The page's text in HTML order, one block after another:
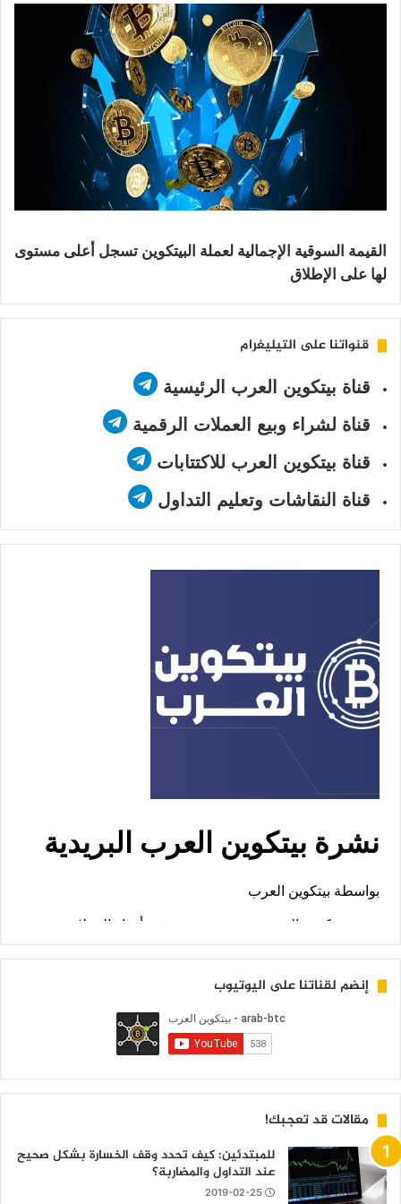
القيمة السوقية الإجمالية لعملة البيتكوين تسجل أعلى مستوى
لها على الإطلاق
قنواتنا على التيليغرام
قناة بيتكوين العرب الرئيسية
قناة لشراء وبيع العملات الرقمية
قناة بيتكوين العرب للاكتتابات
قناة النقاشات وتعليم التداول
إنضم لقناتنا على اليوتيوب
مقالات قد تعجبك!
للمبتدئين: كيف تحدد وقف الخسارة بشكل صحيح
عند التداول والمضاربة؟
2019-02-25